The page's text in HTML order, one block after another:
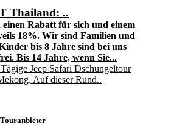
Thailand: ..
Rabatt für sich und einem
18%. Wir sind Familien und
bis 8 Jahre sind bei uns
Bis 14 Jahre, wenn Sie...
Jeep Safari Dschungeltour
Auf dieser Rund..
Touranbieter